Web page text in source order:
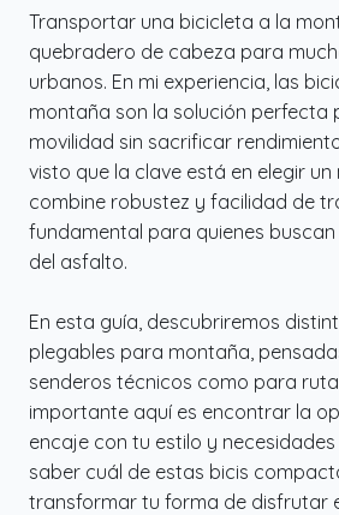
Transportar una bicicleta a la
quebradero de cabeza para
urbanos. En mi experiencia, las
montaña son la solución perfecta
movilidad sin sacrificar
visto que la clave está en elegir
combine robustez y facilidad de
fundamental para quienes
del asfalto.
En esta guía, descubriremos
plegables para montaña,
senderos técnicos como para
importante aquí es encontrar la
encaje con tu estilo y necesidades
saber cuál de estas bicis
transformar tu forma de disfrutar